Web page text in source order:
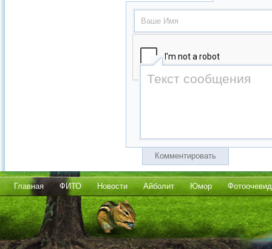
Комментировать
Главная ФИТО Новости Айболит Юмор